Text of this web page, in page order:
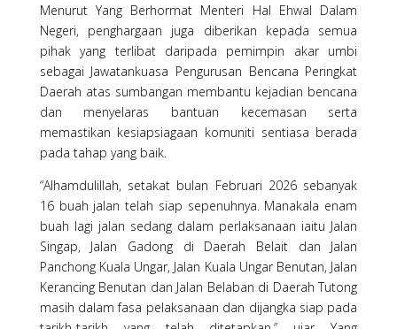
Menurut Yang Berhormat Menteri Hal Ehwal Dalam
Negeri, penghargaan juga diberikan kepada semua
pihak yang terlibat daripada pemimpin akar umbi
sebagai Jawatankuasa Pengurusan Bencana Peringkat
Daerah atas sumbangan membantu kejadian bencana
dan menyelaras bantuan kecemasan serta
memastikan kesiapsiagaan komuniti sentiasa berada
pada tahap yang baik.
“Alhamdulillah, setakat bulan Februari 2026 sebanyak
16 buah jalan telah siap sepenuhnya. Manakala enam
buah lagi jalan sedang dalam perlaksanaan iaitu Jalan
Singap, Jalan Gadong di Daerah Belait dan Jalan
Panchong Kuala Ungar, Jalan Kuala Ungar Benutan, Jalan
Kerancing Benutan dan Jalan Belaban di Daerah Tutong
masih dalam fasa pelaksanaan dan dijangka siap pada